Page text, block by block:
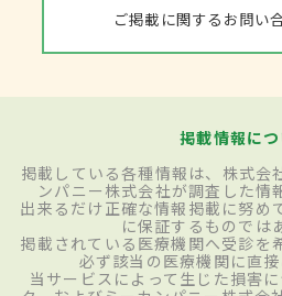
ご掲載に関するお問い
掲載情報に
掲載している各種情報は、株式会
ンパニー株式会社が調査した情
出来るだけ正確な情報掲載に努め
に保証するものでは
掲載されている医療機関へ受診を
必ず該当の医療機関に直接
当サービスによって生じた損害